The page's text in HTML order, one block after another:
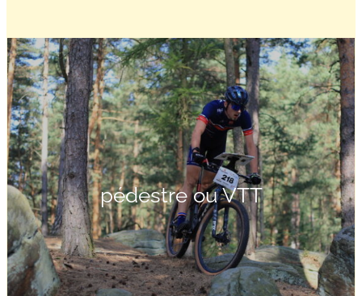
pédestre ou VTT